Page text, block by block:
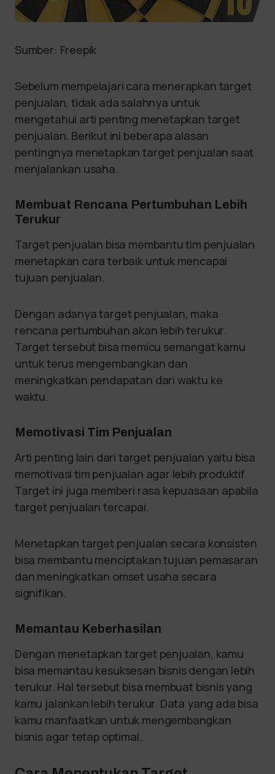
Sumber: Freepik
Sebelum mempelajari cara menerapkan target
penjualan, tidak ada salahnya untuk
mengetahui arti penting menetapkan target
penjualan. Berikut ini beberapa alasan
pentingnya menetapkan target penjualan saat
menjalankan usaha.
Membuat Rencana Pertumbuhan Lebih
Terukur
Target penjualan bisa membantu tim penjualan
menetapkan cara terbaik untuk mencapai
tujuan penjualan.
Dengan adanya target penjualan, maka
rencana pertumbuhan akan lebih terukur.
Target tersebut bisa memicu semangat kamu
untuk terus mengembangkan dan
meningkatkan pendapatan dari waktu ke
waktu.
Memotivasi Tim Penjualan
Arti penting lain dari target penjualan yaitu bisa
memotivasi tim penjualan agar lebih produktif.
Target ini juga memberi rasa kepuasaan apabila
target penjualan tercapai.
Menetapkan target penjualan secara konsisten
bisa membantu menciptakan tujuan pemasaran
dan meningkatkan omset usaha secara
signifikan.
Memantau Keberhasilan
Dengan menetapkan target penjualan, kamu
bisa memantau kesuksesan bisnis dengan lebih
terukur. Hal tersebut bisa membuat bisnis yang
kamu jalankan lebih terukur. Data yang ada bisa
kamu manfaatkan untuk mengembangkan
bisnis agar tetap optimal.